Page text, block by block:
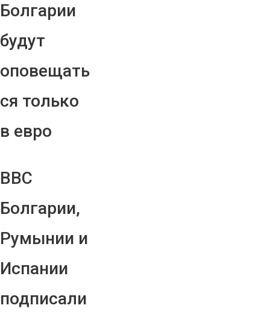
Болгарии
будут
оповещать
ся только
в евро
ВВС
Болгарии,
Румынии и
Испании
подписали